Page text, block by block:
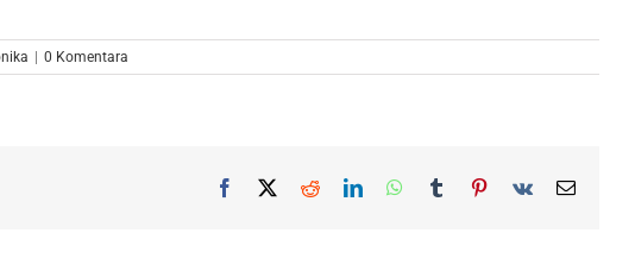
| 0 Komentara
Facebook RedditLinkedInWhatsApp
Tumblr Pinterest
Vk Email